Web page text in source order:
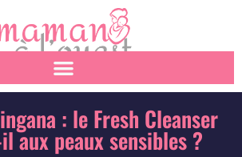
: le Fresh Cleanser
aux peaux sensibles ?